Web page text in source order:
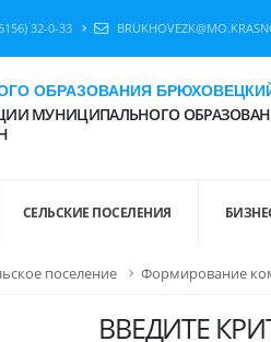
32-0-33
ОБРАЗОВАНИЯ
МУНИЦИПАЛЬНОГО
СЕЛЬСКИЕ ПОСЕЛЕНИЯ
поселение Формирование
ВВЕДИТЕ